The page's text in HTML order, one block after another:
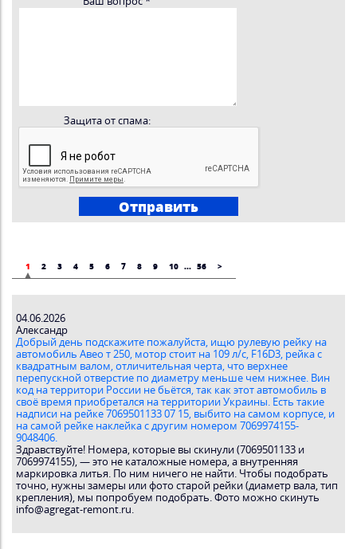
Защита от спама:
1 2 3 4 5 6 7 8 9 10 ... 56 >
04.06.2026
Александр
Добрый день подскажите пожалуйста, ищю рулевую рейку на
автомобиль Авео т 250, мотор стоит на 109 л/с, F16D3, рейка с
квадратным валом, отличительная черта, что верхнее
перепускной отверстие по диаметру меньше чем нижнее. Вин
код на территори России не бьётся, так как этот автомобиль в
своё время приобретался на территории Украины. Есть такие
надписи на рейке 7069501133 07 15, выбито на самом корпусе, и
на самой рейке наклейка с другим номером 7069974155-
9048406.
Здравствуйте! Номера, которые вы скинули (7069501133 и
7069974155), — это не каталожные номера, а внутренняя
маркировка литья. По ним ничего не найти. Чтобы подобрать
точно, нужны замеры или фото старой рейки (диаметр вала, тип
крепления), мы попробуем подобрать. Фото можно скинуть
info@agregat-remont.ru.